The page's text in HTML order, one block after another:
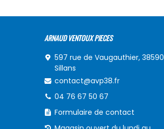
ARNAUD VENTOUX PIECES
597 rue de Vaugauthier, 38590
Sillans
contact@avp38.fr
04 76 67 50 67
Formulaire de contact